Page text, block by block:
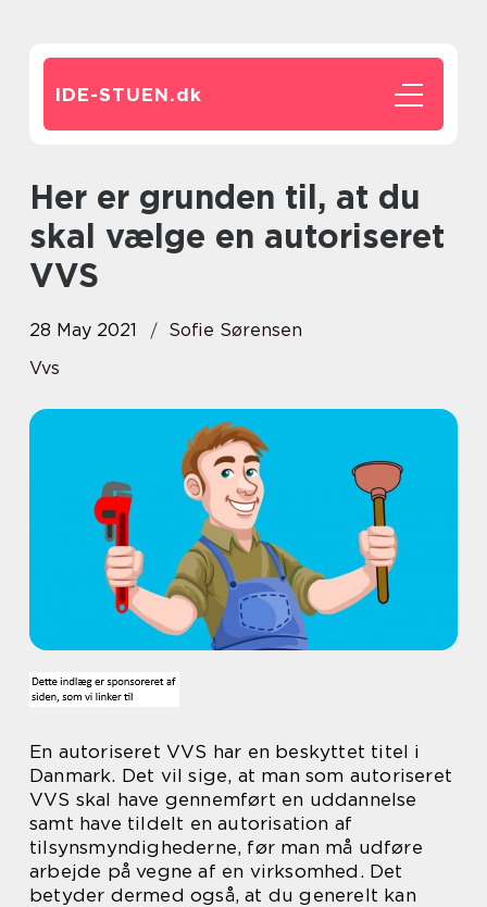
IDE-STUEN.dk
Her er grunden til, at du
skal vælge en autoriseret
VVS
28 May 2021
Sofie Sørensen
Vvs
En autoriseret VVS har en beskyttet titel i
Danmark. Det vil sige, at man som autoriseret
VVS skal have gennemført en uddannelse
samt have tildelt en autorisation af
tilsynsmyndighederne, før man må udføre
arbejde på vegne af en virksomhed. Det
betyder dermed også, at du generelt kan